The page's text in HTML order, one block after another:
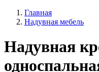
Главная
Надувная мебель
Надувная